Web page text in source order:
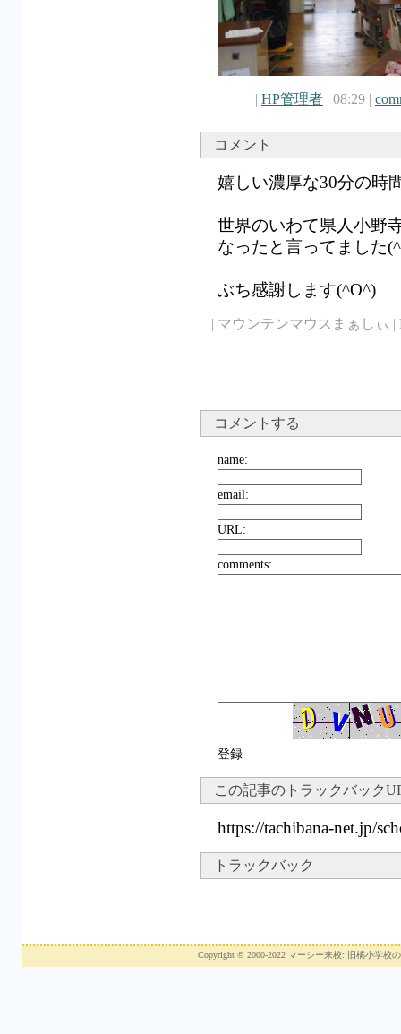
| HP管理者 | 08:29 |
コメント
嬉しい濃厚な30分の
世界のいわて県人小野
なったと言ってました
ぶち感謝します(^O^)
| マウンテンマウスまぁしぃ |
コメントする
name:
email:
URL:
comments:
登録
この記事のトラックバック
https://tachibana-net.jp/
トラックバック
Copyright © 2000-2022 マーシー来校::旧橘小学校